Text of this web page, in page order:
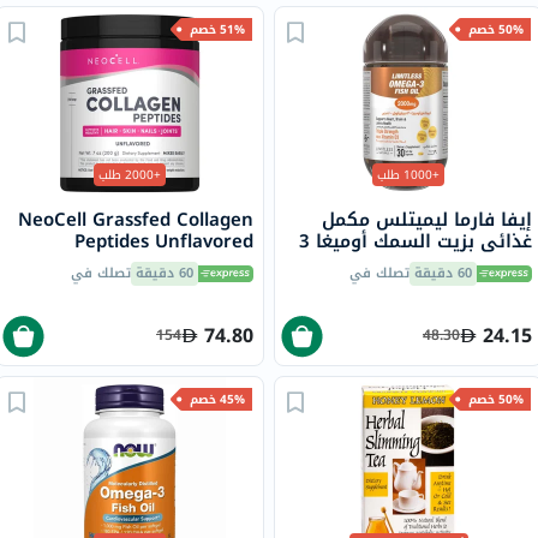
50% خصم
+1000 طلب
إيفا فارما ليميتلس مكمل
غذائي بزيت السمك أوميغا 3
2000 ملجم، كبسولات
هلامية، حزمة من 30 كبسولة
60 دقيقة تصلك في
24.15
48.30
51% خصم
+2000 طلب
NeoCell Grassfed Collagen
Peptides Unflavored
Powder 200g
60 دقيقة تصلك في
74.80
154
50% خصم 45% خصم